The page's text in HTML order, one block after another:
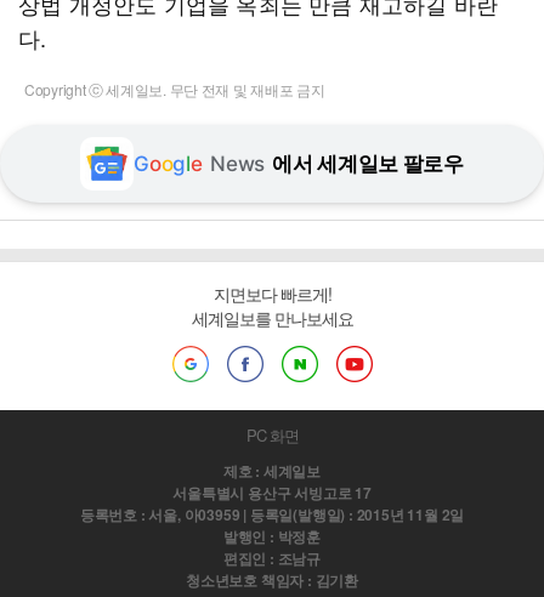
다.
Copyright ⓒ 세계일보. 무단 전재 및 재배포 금지
Google News 에서 세계일보 팔로우
지면보다 빠르게!
세계일보를 만나보세요
PC 화면
제호 : 세계일보
서울특별시 용산구 서빙고로 17
등록번호 : 서울, 아03959 | 등록일(발행일) : 2015년 11월 2일
발행인 : 박정훈
편집인 : 조남규
청소년보호 책임자 : 김기환